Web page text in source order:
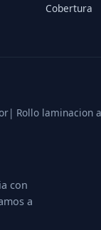
Cobertura
| Rollo laminacion
con
a